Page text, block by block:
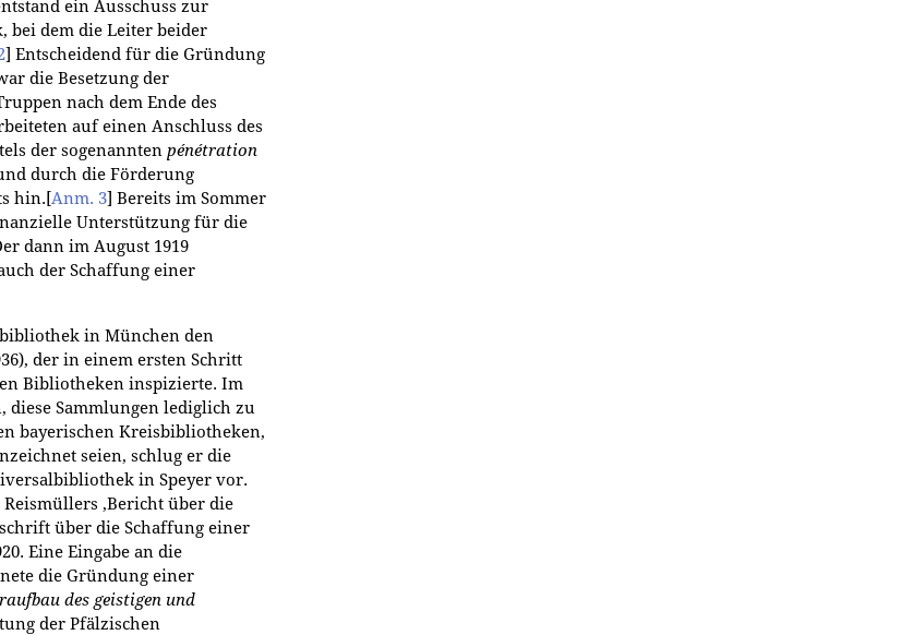
ein Ausschuss zur
bei dem die Leiter beider
Entscheidend für die Gründung
die Besetzung der
nach dem Ende des
auf einen Anschluss des
der sogenannten pénétration
durch die Förderung
hin. Anm. 3 Bereits im Sommer
Unterstützung für die
dann im August 1919
der Schaffung einer
in München den
der in einem ersten Schritt
Bibliotheken inspizierte. Im
diese Sammlungen lediglich zu
bayerischen Kreisbibliotheken,
seien, schlug er die
in Speyer vor.
‚Bericht über die
über die Schaffung einer
Eine Eingabe an die
die Gründung einer
des geistigen und
der Pfälzischen